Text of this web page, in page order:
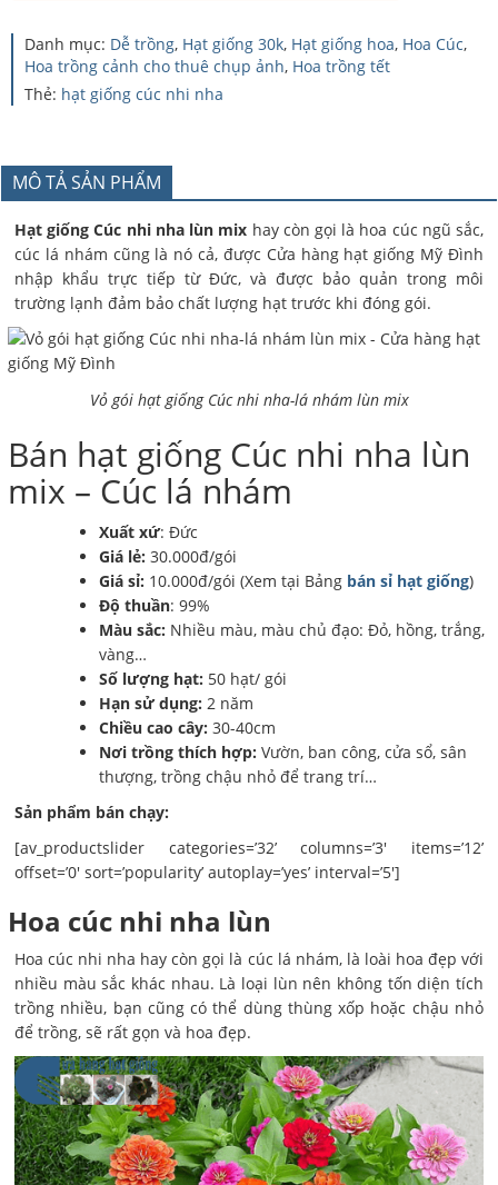
Danh mục: Dễ trồng, Hạt giống 30k, Hạt giống hoa, Hoa Cúc,
Hoa trồng cảnh cho thuê chụp ảnh, Hoa trồng tết
Thẻ: hạt giống cúc nhi nha
MÔ TẢ SẢN PHẨM
Hạt giống Cúc nhi nha lùn mix hay còn gọi là hoa cúc ngũ sắc,
cúc lá nhám cũng là nó cả, được Cửa hàng hạt giống Mỹ Đình
nhập khẩu trực tiếp từ Đức, và được bảo quản trong môi
trường lạnh đảm bảo chất lượng hạt trước khi đóng gói.
Vỏ gói hạt giống Cúc nhi nha-lá nhám lùn mix
Bán hạt giống Cúc nhi nha lùn
mix – Cúc lá nhám
Xuất xứ: Đức
Giá lẻ: 30.000đ/gói
Giá sỉ: 10.000đ/gói (Xem tại Bảng bán sỉ hạt giống)
Độ thuần: 99%
Màu sắc: Nhiều màu, màu chủ đạo: Đỏ, hồng, trắng,
vàng…
Số lượng hạt: 50 hạt/ gói
Hạn sử dụng: 2 năm
Chiều cao cây: 30-40cm
Nơi trồng thích hợp: Vườn, ban công, cửa sổ, sân
thượng, trồng chậu nhỏ để trang trí…
Sản phẩm bán chạy:
[av_productslider categories=’32’ columns=’3′ items=’12’
offset=’0′ sort=’popularity’ autoplay=’yes’ interval=’5′]
Hoa cúc nhi nha lùn
Hoa cúc nhi nha hay còn gọi là cúc lá nhám, là loài hoa đẹp với
nhiều màu sắc khác nhau. Là loại lùn nên không tốn diện tích
trồng nhiều, bạn cũng có thể dùng thùng xốp hoặc chậu nhỏ
để trồng, sẽ rất gọn và hoa đẹp.